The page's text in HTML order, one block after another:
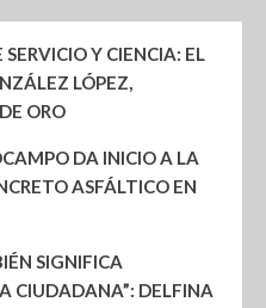
Y CIENCIA: EL
LÓPEZ,
ORO
DA INICIO A LA
ASFÁLTICO EN
SIGNIFICA
CIUDADANA”: DELFINA